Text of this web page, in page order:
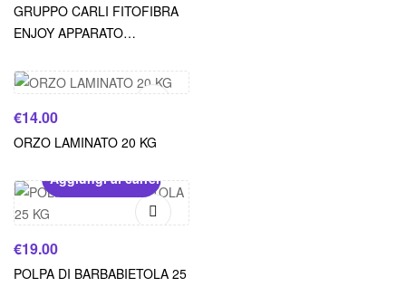
GRUPPO CARLI FITOFIBRA
ENJOY APPARATO
€14.00
ORZO LAMINATO 20 KG
Aggiungi al carrello
€19.00
POLPA DI BARBABIETOLA 25